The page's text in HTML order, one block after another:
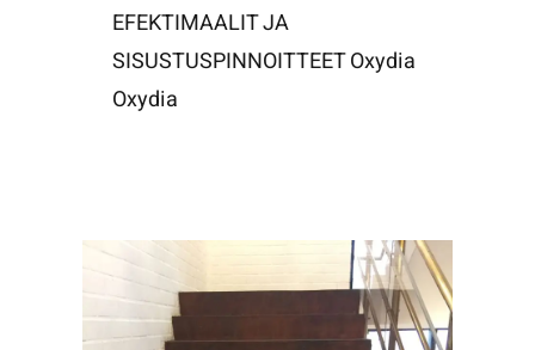
EFEKTIMAALIT JA
SISUSTUSPINNOITTEET Oxydia
Oxydia